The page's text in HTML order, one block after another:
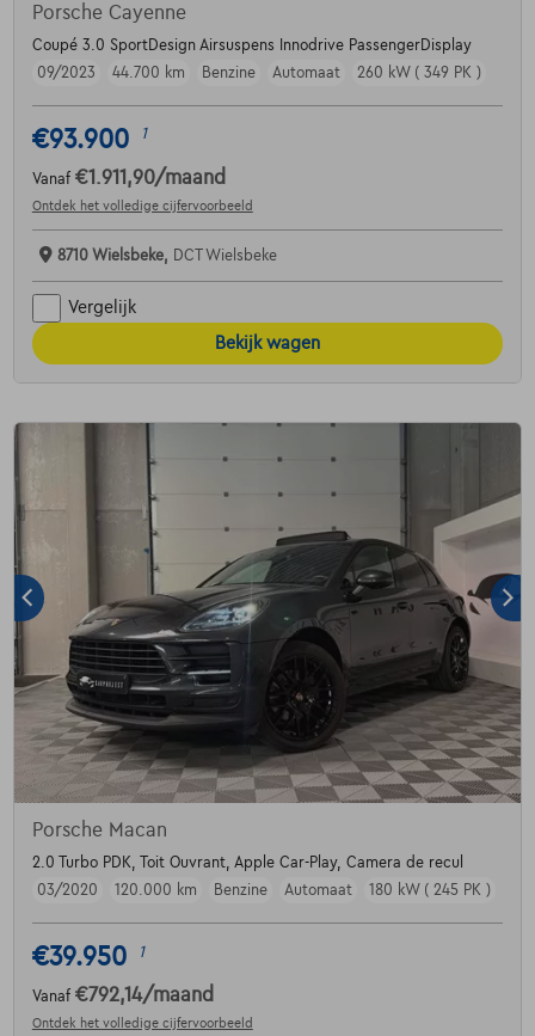
Porsche Cayenne
Coupé 3.0 SportDesign Airsuspens Innodrive PassengerDisplay
09/2023
44.700 km Benzine Automaat 260 kW ( 349 PK )
€93.900 1
Vanaf €1.911,90/maand
Ontdek het volledige cijfervoorbeeld
8710 Wielsbeke, DCT Wielsbeke
Vergelijk
Bekijk wagen
Porsche Macan
2.0 Turbo PDK, Toit Ouvrant, Apple Car-Play, Camera de recul
03/2020
120.000 km Benzine Automaat 180 kW ( 245 PK )
€39.950 1
Vanaf €792,14/maand
Ontdek het volledige cijfervoorbeeld